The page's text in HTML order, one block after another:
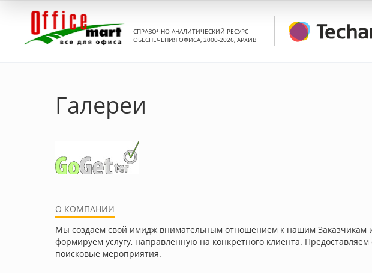
СПРАВОЧНО-АНАЛИТИЧЕСКИЙ РЕСУРС
ОБЕСПЕЧЕНИЯ ОФИСА, 2000-2026, АРХИВ
Галереи
О КОМПАНИИ
Мы создаём свой имидж внимательным отношением к нашим Заказчикам
формируем услугу, направленную на конкретного клиента.
поисковые мероприятия.